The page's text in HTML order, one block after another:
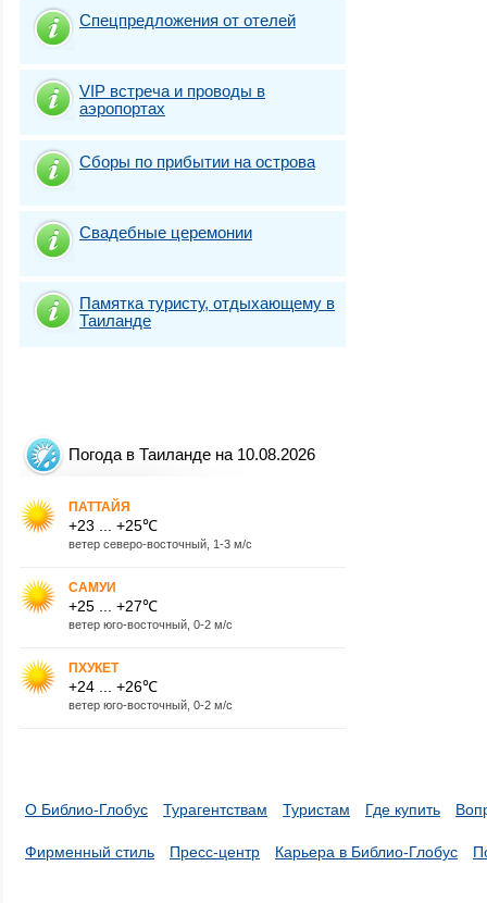
Спецпредложения от отелей
VIP встреча и проводы в
аэропортах
Сборы по прибытии на острова
Свадебные церемонии
Памятка туристу, отдыхающему в
Таиланде
Погода в Таиланде на 10.08.2026
ПАТТАЙЯ
+23 ... +25℃
ветер северо-восточный, 1-3 м/с
САМУИ
+25 ... +27℃
ветер юго-восточный, 0-2 м/с
ПХУКЕТ
+24 ... +26℃
ветер юго-восточный, 0-2 м/с
О Библио-Глобус Турагентствам Туристам Где купить
Фирменный стиль Пресс-центр Карьера в Библио-Глобус